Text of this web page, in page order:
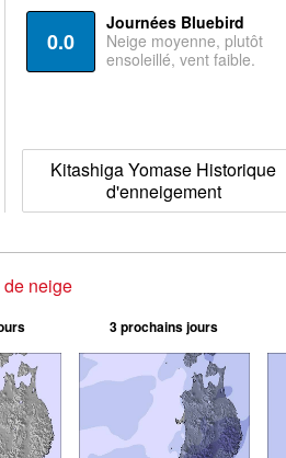
0.0
Journées Bluebird
Neige moyenne, plutôt
ensoleillé, vent faible.
Kitashiga Yomase Historique
d'enneigement
neige
3 prochains jours